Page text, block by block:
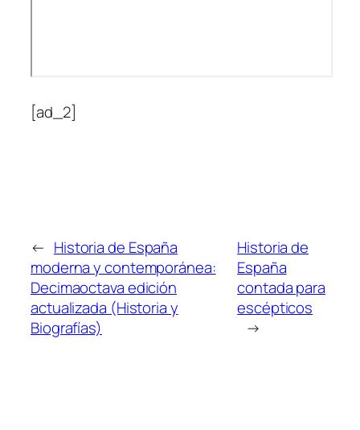
[ad_2]
← Historia de España
moderna y contemporánea:
Decimaoctava edición
actualizada (Historia y
Biografías)
Historia de
España
contada para
escépticos
→